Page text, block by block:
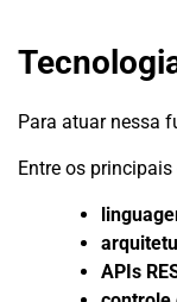
Para atuar nessa
Entre os
APIs